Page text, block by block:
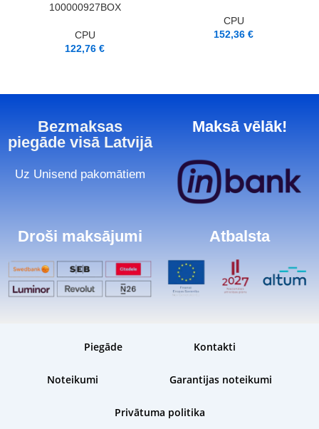
100000927BOX
CPU
122,76€
CPU
152,36€
Bezmaksas
piegāde visā Latvijā
Uz Unisend pakomātiem
Maksā vēlāk!
Droši maksājumi Atbalsta
Piegāde Kontakti
Noteikumi Garantijas noteikumi
Privātuma politika